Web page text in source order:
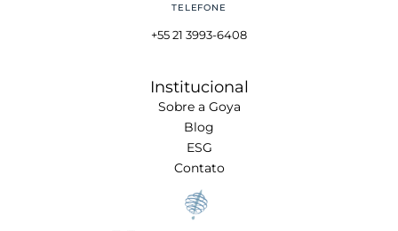
TELEFONE
+55 21 3993-6408
Institucional
Sobre a Goya
Blog
ESG
Contato